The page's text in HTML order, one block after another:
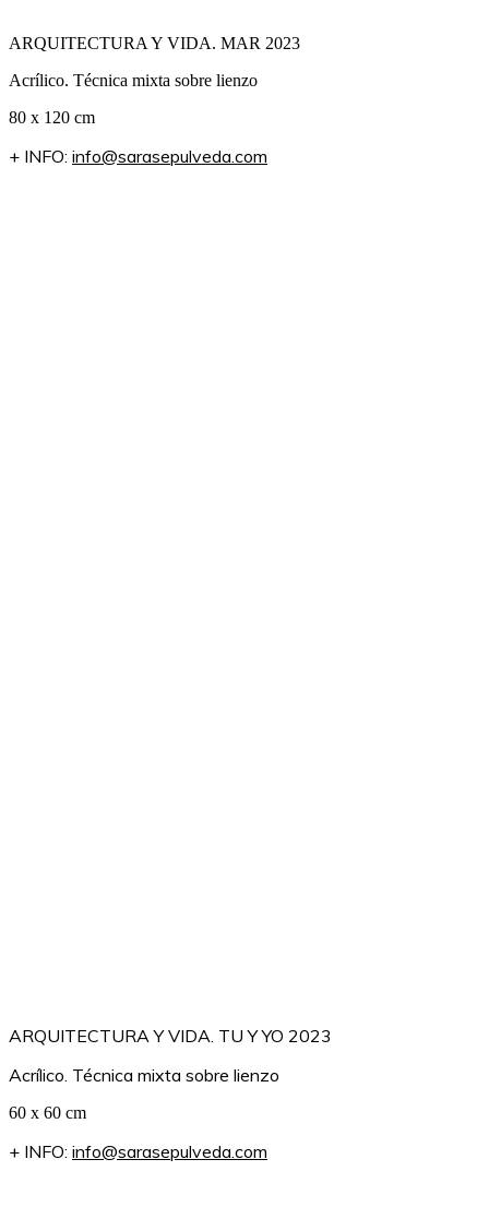
ARQUITECTURA Y VIDA. MAR 2023
Acrílico. Técnica mixta sobre lienzo
80 x 120 cm
+ INFO: info@sarasepulveda.com
ARQUITECTURA Y VIDA. TU Y YO 2023
Acrílico. Técnica mixta sobre lienzo
60 x 60 cm
+ INFO: info@sarasepulveda.com